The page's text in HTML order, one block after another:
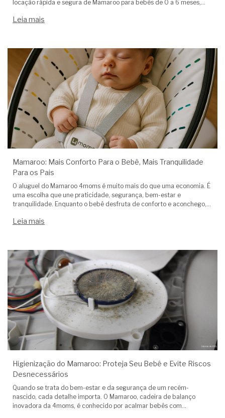
locação rápida e segura de Mamaroo para bebês de 0 a 6 meses,
ou ent
Leia mais
Mamaroo: Mais Conforto Para o Bebê, Mais Tranquilidade
Para os Pais
O aluguel do Mamaroo 4moms é muito mais do que uma economia. É
uma escolha que une praticidade, segurança, bem-estar e
tranquilidade. Enquanto o bebê desfruta de conforto e aconchego,
leveza e qualidade de vida. Ao escolher a Alugue Mamaroo®, você
atendimento humanizado. Tudo isso para que essa fase tão especial
da vida seja vivida com mais tranquilidade, saúde e amor.
Leia mais
Higienização do Mamaroo: Proteja Seu Bebê e Evite Riscos
Desnecessários
Quando se trata do bem-estar e da segurança de um recém-
nascido, cada detalhe importa. O Mamaroo, cadeira de balanço
inovadora da 4moms, é conhecido por acalmar bebês com